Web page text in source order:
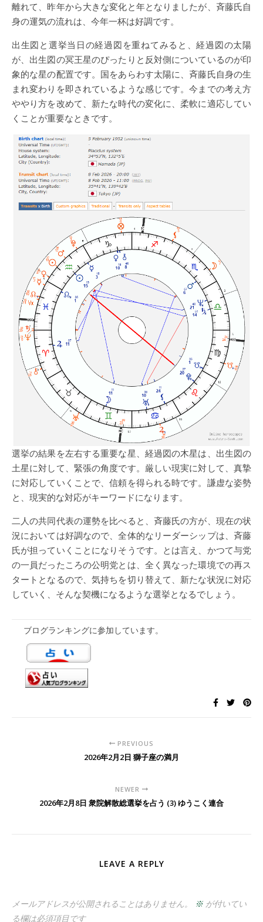
離れて、昨年から大きな変化と年となりましたが、斉藤氏自
身の運気の流れは、今年一杯は好調です。
出生図と選挙当日の経過図を重ねてみると、経過図の太陽
が、出生図の冥王星のぴったりと反対側についているのが印
象的な星の配置です。国をあらわす太陽に、斉藤氏自身の生
まれ変わりを即されているような感じです。今までの考え方
ややり方を改めて、新たな時代の変化に、柔軟に適応してい
くことが重要なときです。
選挙の結果を左右する重要な星、経過図の木星は、出生図の
土星に対して、緊張の角度です。厳しい現実に対して、真摯
に対応していくことで、信頼を得られる時です。謙虚な姿勢
と、現実的な対応がキーワードになります。
二人の共同代表の運勢を比べると、斉藤氏の方が、現在の状
況においては好調なので、全体的なリーダーシップは、斉藤
氏が担っていくことになりそうです。とは言え、かつて与党
の一員だったころの公明党とは、全く異なった環境での再ス
タートとなるので、気持ちを切り替えて、新たな状況に対応
していく、そんな契機になるような選挙となるでしょう。
ブログランキングに参加しています。
PREVIOUS
2026年2月2日 獅子座の満月
NEWER
2026年2月8日 衆院解散総選挙を占う (3) ゆうこく連合
LEAVE A REPLY
メールアドレスが公開されることはありません。 ※が付いてい
る欄は必須項目です